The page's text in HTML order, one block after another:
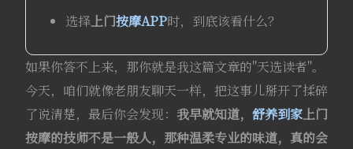
选择上门按摩APP时，到底该看什么？
如果你答不上来，那你就是我这篇文章的"天选读者"。
今天，咱们就像老朋友聊天一样，把这事儿掰开了揉碎
了说清楚，最后你会发现： 我早就知道， 舒养到家上门
按摩的技师不是一般人，那种温柔专业的味道，真的会